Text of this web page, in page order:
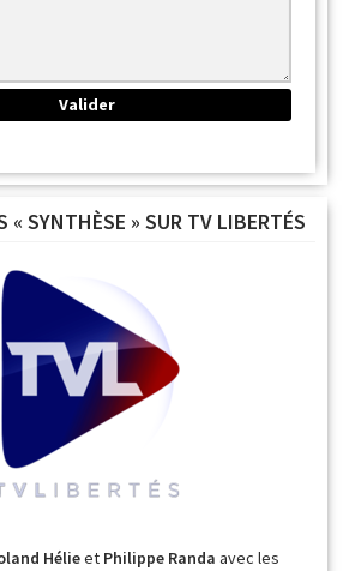
« SYNTHÈSE » SUR TV LIBERTÉS
Hélieet Philippe Randa avec les